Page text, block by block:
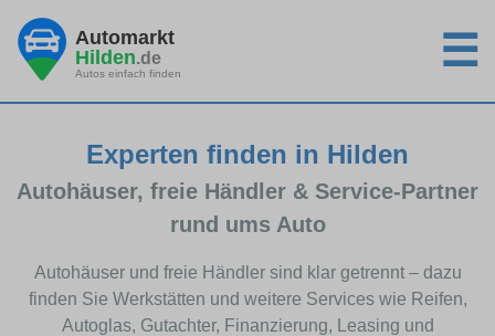
Automarkt
Hilden.de
Autos einfach finden ☰
Experten finden in Hilden
Autohäuser, freie Händler & Service-Partner
rund ums Auto
Autohäuser und freie Händler sind klar getrennt – dazu
finden Sie Werkstätten und weitere Services wie Reifen,
Autoglas, Gutachter, Finanzierung, Leasing und